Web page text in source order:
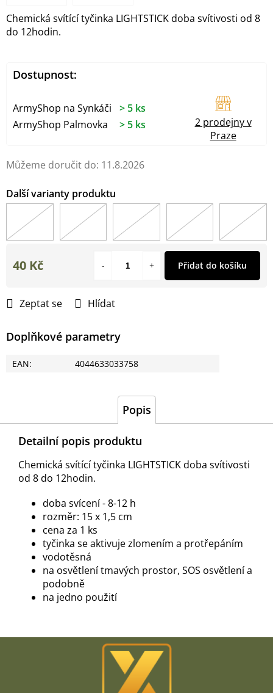
Můžeme doručit do: 11.8.2026
Chemická svítící tyčinka LIGHTSTICK doba svítivosti od 8
do 12hodin.
Zeptat se Hlídat
Doplňkové parametry
EAN: 4044633033758
40 Kč Přidat do košíku
Dostupnost:
ArmyShop na Synkáči
> 5 ks
ArmyShop Palmovka
> 5 ks
2 prodejny v
Praze
Popis
Detailní popis produktu
Chemická svítící tyčinka LIGHTSTICK doba svítivosti
od 8 do 12hodin.
doba svícení - 8-12 h
rozměr: 15 x 1,5 cm
cena za 1 ks
tyčinka se aktivuje zlomením a protřepáním
vodotěsná
na osvětlení tmavých prostor, SOS osvětlení a
podobně
na jedno použití
Z